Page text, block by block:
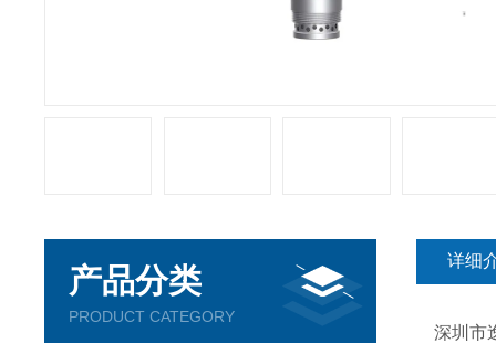
产品分类
PRODUCT CATEGORY
详细
深圳市